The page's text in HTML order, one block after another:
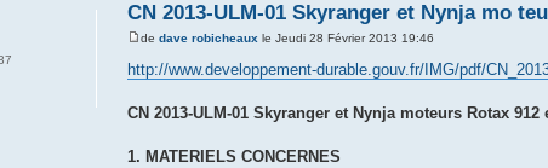
CN 2013-ULM-01 Skyranger et Nynja mo
dedave robicheaux le Jeudi 28 Février 2013 19:46
http://www.developpement-durable.gouv.fr/IMG/pdf/
CN 2013-ULM-01 Skyranger et Nynja moteurs Rotax 912
1. MATERIELS CONCERNES